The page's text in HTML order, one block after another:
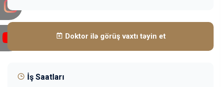
Doktor ilə görüş vaxtı təyin et
İş Saatları